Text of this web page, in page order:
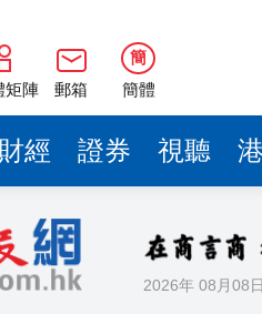
矩陣 郵箱
簡
簡體
財經 證券 視聽
2026年 08月08日